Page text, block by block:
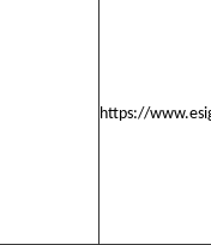
https://